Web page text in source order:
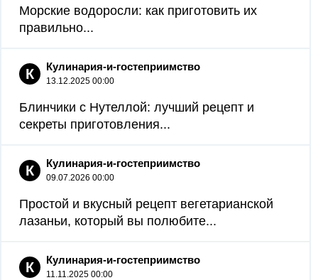
Морские водоросли: как приготовить их
правильно...
К Кулинария-и-гостеприимство
13.12.2025 00:00
Блинчики с Нутеллой: лучший рецепт и
секреты приготовления...
К Кулинария-и-гостеприимство
09.07.2026 00:00
Простой и вкусный рецепт вегетарианской
лазаньи, который вы полюбите...
К Кулинария-и-гостеприимство
11.11.2025 00:00